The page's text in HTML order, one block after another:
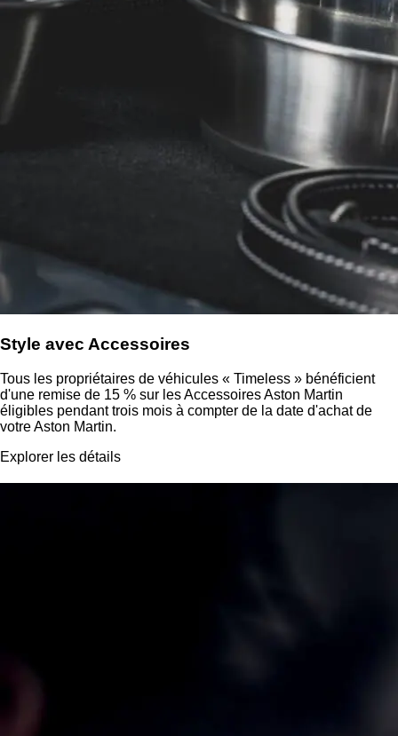
Style avec Accessoires
Tous les propriétaires de véhicules « Timeless » bénéficient
d'une remise de 15 % sur les Accessoires Aston Martin
éligibles pendant trois mois à compter de la date d'achat de
votre Aston Martin.
Explorer les détails